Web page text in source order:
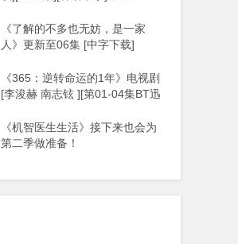
《了解的不多也无妨，是一家
人》更新至06集 [中字下载]
《365：逆转命运的1年》电视剧
[李浚赫 南志铉 ][第01-04集BT迅
《机智医生生活》接下来也会为
第二季做准备！